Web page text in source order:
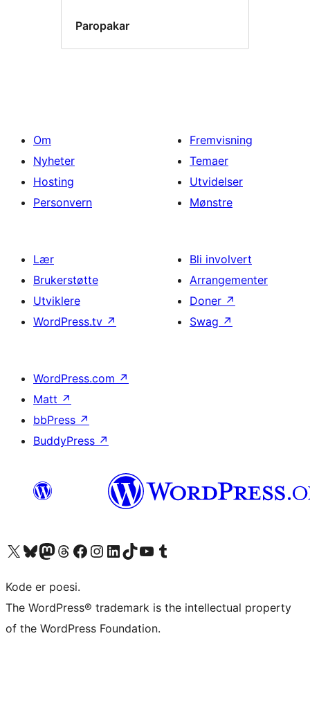
Paropakar
Om
Nyheter
Hosting
Personvern
Fremvisning
Temaer
Utvidelser
Mønstre
Lær
Brukerstøtte
Utviklere
WordPress.tv ↗
Bli involvert
Arrangementer
Doner ↗
Swag ↗
WordPress.com ↗
Matt ↗
bbPress ↗
BuddyPress ↗
Besøk vår konto på X Visit our Bluesky account
Besøk vår Mastodon-konto
Visit our Threads account
Besøk vår Facebook-sideBesøk vår Instagram-konto
Besøk vår LinkedIn-konto
Visit our TikTok account
Visit our YouTube channel
Visit our Tumblr account
Kode er poesi.
The WordPress® trademark is the intellectual property
of the WordPress Foundation.